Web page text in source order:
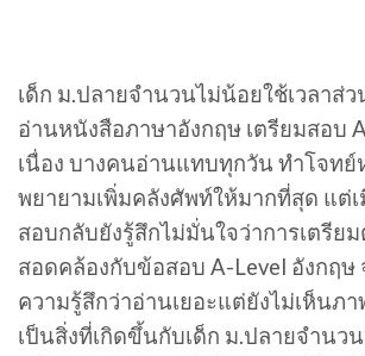
เด็ก ม.ปลายจำนวนไม่น้อยใช้เวลาส่
อ่านหนังสือภาษาอังกฤษ เตรียมสอบ
เนื่อง บางคนอ่านแทบทุกวัน ทำโจทย์
พยายามเพิ่มคลังศัพท์ให้มากที่สุด แต่เ
สอบกลับยังรู้สึกไม่มั่นใจว่าการเตรีย
สอดคล้องกับข้อสอบ A-Level อังกฤษ
ความรู้สึกว่าอ่านเยอะแต่ยังไม่เห็นภ
เป็นสิ่งที่เกิดขึ้นกับเด็ก ม.ปลายจำนว